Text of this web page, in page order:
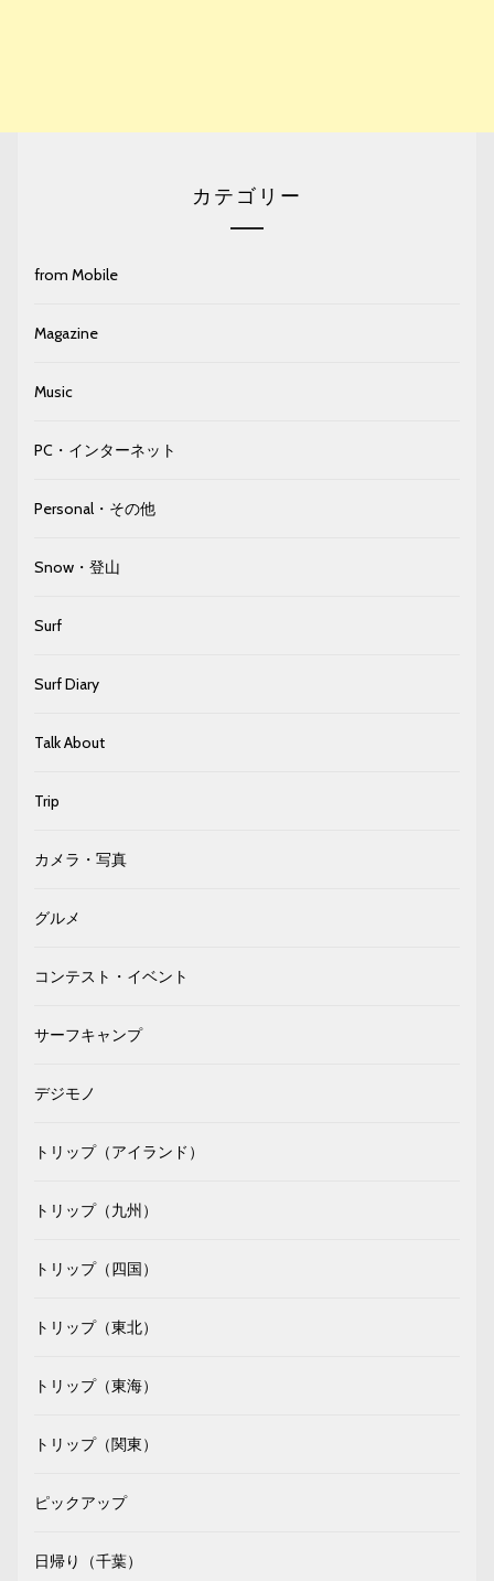
カテゴリー
from Mobile
Magazine
Music
PC・インターネット
Personal・その他
Snow・登山
Surf
Surf Diary
Talk About
Trip
カメラ・写真
グルメ
コンテスト・イベント
サーフキャンプ
デジモノ
トリップ（アイランド）
トリップ（九州）
トリップ（四国）
トリップ（東北）
トリップ（東海）
トリップ（関東）
ピックアップ
日帰り（千葉）